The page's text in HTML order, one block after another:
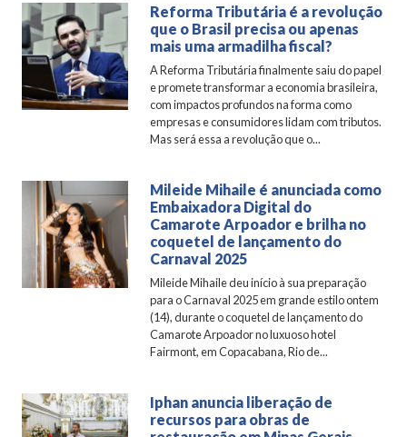
Reforma Tributária é a revolução
que o Brasil precisa ou apenas
mais uma armadilha fiscal?
A Reforma Tributária finalmente saiu do papel
e promete transformar a economia brasileira,
com impactos profundos na forma como
empresas e consumidores lidam com tributos.
Mas será essa a revolução que o...
Mileide Mihaile é anunciada como
Embaixadora Digital do
Camarote Arpoador e brilha no
coquetel de lançamento do
Carnaval 2025
Mileide Mihaile deu início à sua preparação
para o Carnaval 2025 em grande estilo ontem
(14), durante o coquetel de lançamento do
Camarote Arpoador no luxuoso hotel
Fairmont, em Copacabana, Rio de...
Iphan anuncia liberação de
recursos para obras de